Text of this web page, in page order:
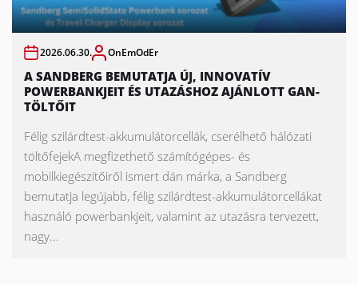
2026.06.30. OnEmOdEr
A SANDBERG BEMUTATJA ÚJ, INNOVATÍV
POWERBANKJEIT ÉS UTAZÁSHOZ AJÁNLOTT GAN-
TÖLTŐIT
Félig szilárdtest-akkumulátorcellák, cserélhető hálózati
töltőfejekA megfizethető számítógépes- és
mobilkiegészítőiről ismert dán márka, a Sandberg
bemutatja legújabb, félig szilárdtest-akkumulátorcellákat
használó powerbankjeit, valamint az utazásra tervezett,
nagy...